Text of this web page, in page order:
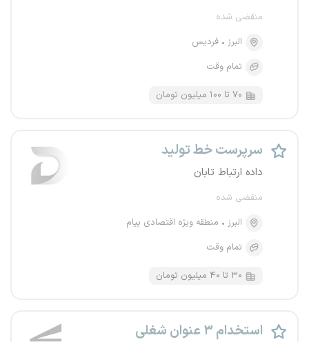
منقضی شده
البرز
فردیس
تمام وقت
۷۰ تا ۱۰۰ میلیون تومان
سرپرست خط تولید
داده ارتباط تابان
منقضی شده
البرز
منطقه ویژه اقتصادی پیام
تمام وقت
۳۰ تا ۴۰ میلیون تومان
استخدام ۳ عنوان شغلی